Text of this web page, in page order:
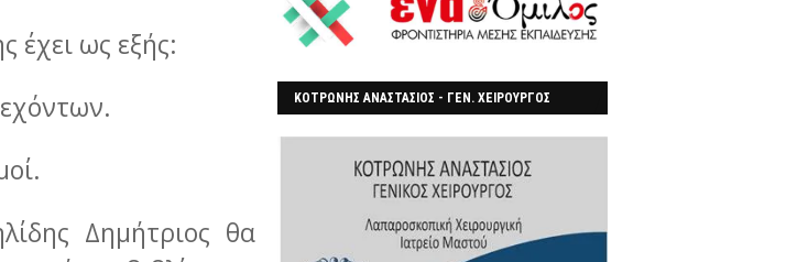
έχει ως εξής:
Δημήτριος θα
ΚΟΤΡΩΝΗΣ ΑΝΑΣΤΑΣΙΟΣ - ΓΕΝ. ΧΕΙΡΟΥΡΓΟΣ